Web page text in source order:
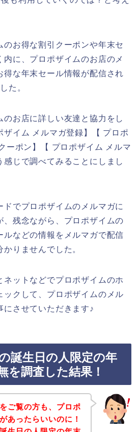
のお得な割引クーポンや年末セ
内に、プロポザイムのお店のメ
得な年末セール情報が配信され
た。
のお店に詳しい友達と協力をし
ザイム メルマガ登録】【 プロポ
ーポン】【 プロポザイム メルマ
感じで調べてみることにしまし
ドでプロポザイムのメルマガに
、残念ながら、プロポザイムの
ルなどの情報をメルマガで配信
りませんでした。
ネットなどでプロポザイムのホ
ックして、プロポザイムのメル
にさせていただきます♪
誕生日の人限定の年
を調査した結果！
ご覧の方も、プロポ
あったらいいのに！